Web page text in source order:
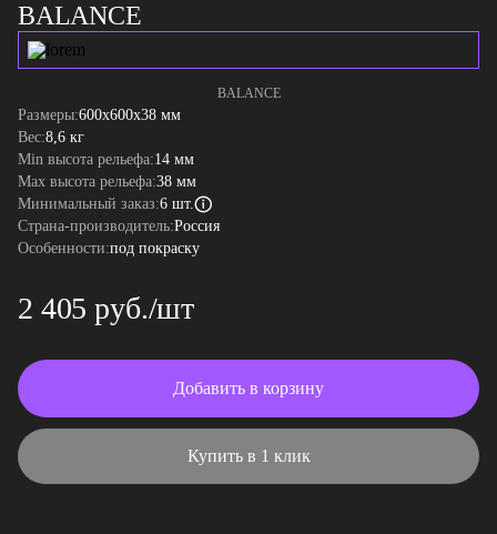
BALANCE
BALANCE
Размеры:600x600x38 мм
Вес:8,6 кг
Min высота рельефа:14 мм
Max высота рельефа:38 мм
Минимальный заказ:6 шт.
Страна-производитель:Россия
Особенности:под покраску
2 405 руб./шт
Добавить в корзину
Купить в 1 клик